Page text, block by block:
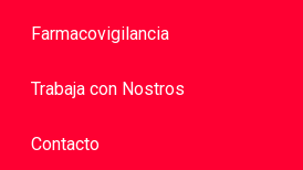
Farmacovigilancia
Trabaja con Nostros
Contacto